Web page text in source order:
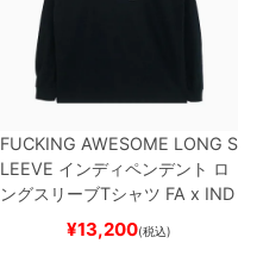
FUCKING AWESOME LONG S
LEEVE インディペンデント ロ
ングスリーブTシャツ FA x IND
EPENDENTHOSTAGE
スケートボード スケボー
¥13,200(税込)